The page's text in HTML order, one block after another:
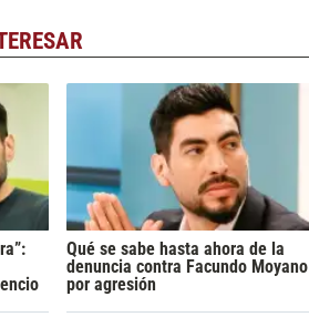
Qué se sabe hasta ahora de la
denuncia contra Facundo Moyano
por agresión